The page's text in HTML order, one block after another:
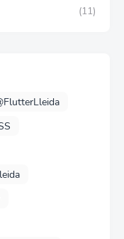
(11)